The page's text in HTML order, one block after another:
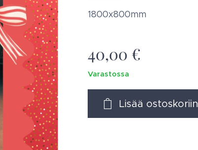
1800x800mm
40,00 €
Varastossa
Lisää ostoskoriin